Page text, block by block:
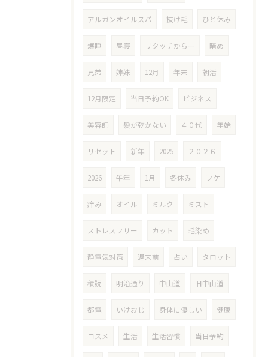
アルガンオイルスパ 抜け毛 ひと休み
爆睡 昼寝 リタッチからー 暗め
兄弟 姉妹 12月 年末 朝活
12月限定 当日予約OK ビジネス
美容師 髪が乾かない ４０代 年始
リセット 新年 2025 ２０２６
2026 午年 1月 冬休み フケ
痒み オイル ミルク ミスト
ストレスフリー カット 毛染め
静電気対策 週末前 占い タロット
積読 明治通り 中山道 旧中山道
都電 いけおじ 身体に優しい 健康
コスメ 生活 生活習慣 当日予約